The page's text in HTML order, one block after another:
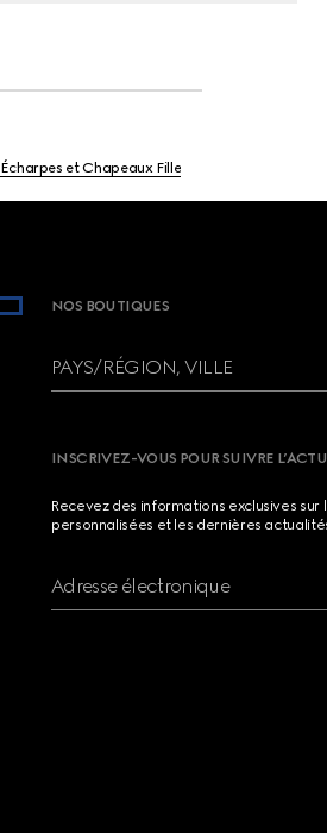
Écharpes et Chapeaux Fille
NOS BOUTIQUES
PAYS/RÉGION, VILLE
INSCRIVEZ-VOUS POUR SUIVRE
Recevez des informations exclusives
personnalisées et les dernières
Adresse électronique